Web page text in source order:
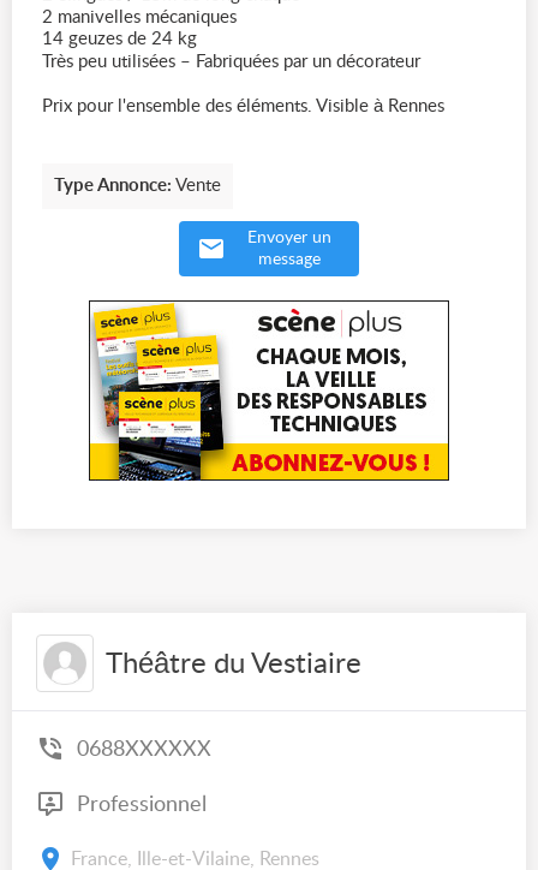
2 manivelles mécaniques
14 geuzes de 24 kg
Très peu utilisées – Fabriquées par un décorateur
Prix pour l'ensemble des éléments. Visible à Rennes
Type Annonce: Vente
Envoyer un
message
Théâtre du Vestiaire
0688XXXXXX
Professionnel
France, Ille-et-Vilaine, Rennes